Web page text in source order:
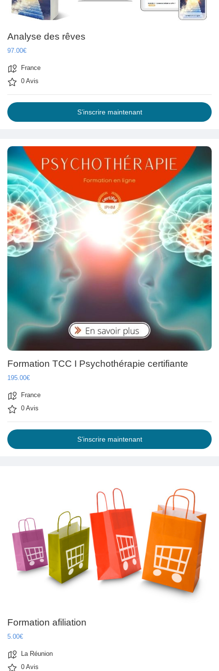
Analyse des rêves
97.00€
France
0 Avis
S’inscrire maintenant
Formation TCC I Psychothérapie certifiante
195.00€
France
0 Avis
S’inscrire maintenant
Formation afiliation
5.00€
La Réunion
0 Avis